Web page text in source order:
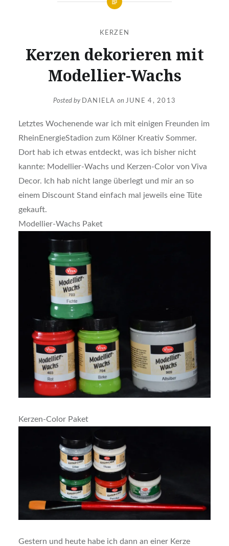
KERZEN
Kerzen dekorieren mit
Modellier-Wachs
Posted by DANIELA on JUNE 4, 2013
Letztes Wochenende war ich mit einigen Freunden im
RheinEnergieStadion zum Kölner Kreativ Sommer.
Dort hab ich etwas entdeckt, was ich bisher nicht
kannte: Modellier-Wachs und Kerzen-Color von Viva
Decor. Ich hab nicht lange überlegt und mir an so
einem Discount Stand einfach mal jeweils eine Tüte
gekauft.
Modellier-Wachs Paket
Kerzen-Color Paket
Gestern und heute habe ich dann an einer Kerze